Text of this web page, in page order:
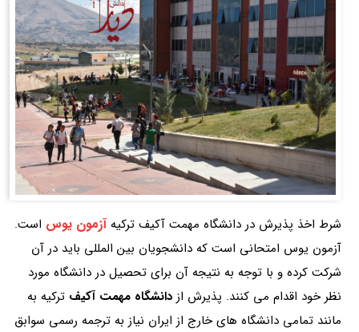
شرط اخذ پذیرش در دانشگاه مهمت آکیف ترکیهآزمون یوس است.
آزمون یوس امتحانی است که دانشجویان بین المللی باید در آن
شرکت کرده و با توجه به نتیجه آن برای تحصیل در دانشگاه مورد
نظر خود اقدام می کنند. پذیرش از دانشگاه مهمت آکیف ترکیه به
مانند تمامی دانشگاه های خارج از ایران نیاز به ترجمه رسمی سوابق